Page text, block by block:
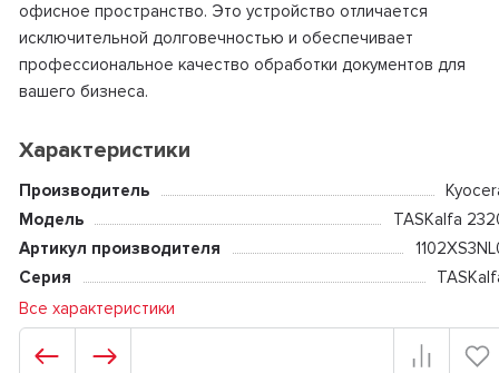
офисное пространство. Это устройство отличается
исключительной долговечностью и обеспечивает
профессиональное качество обработки документов для
вашего бизнеса.
Характеристики
Производитель
Модель
TASKalfa
Артикул производителя
Серия
Все характеристики